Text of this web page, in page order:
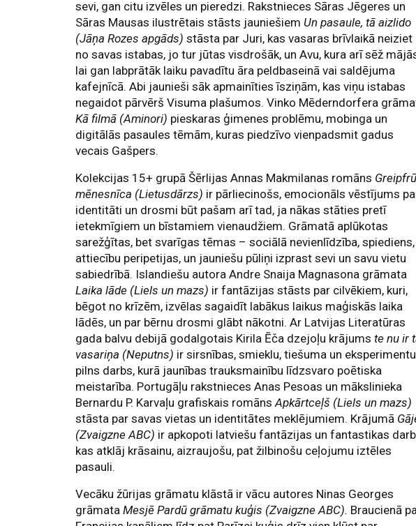
sevi, gan citu izvēles un pieredzi. Rakstnieces Sāras Jēgeres un
Sāras Mausas ilustrētais stāsts jauniešiem Un pasaule, tā aizlido
(Jāņa Rozes apgāds)stāsta par Juri, kas vasaras brīvlaikā neiziet
no savas istabas, jo tur jūtas visdrošāk, un Avu, kura arī sēž
lai gan labprātāk laiku pavadītu āra peldbaseinā vai saldējuma
kafejnīcā. Abi jaunieši sāk apmainīties īsziņām, kas viņu istabas
negaidot pārvērš Visuma plašumos. Vinko Mēderndorfera
Kā filmā (Aminori) pieskaras ģimenes problēmu, mobinga un
digitālās pasaules tēmām, kuras piedzīvo vienpadsmit gadus
vecais Gašpers.
Kolekcijas 15+ grupā Šērlijas Annas Makmilanas romāns
mēnesnīca (Lietusdārzs) ir pārliecinošs, emocionāls vēstījums
identitāti un drosmi būt pašam arī tad, ja nākas stāties pretī
ietekmīgiem un bīstamiem vienaudžiem. Grāmatā aplūkotas
sarežģītas, bet svarīgas tēmas – sociālā nevienlīdzība, spiediens,
attiecību peripetijas, un jauniešu pūliņi izprast sevi un savu vietu
sabiedrībā. Islandiešu autora Andre Snaija Magnasona grāmata
Laika lāde (Liels un mazs) ir fantāzijas stāsts par cilvēkiem, kuri,
bēgot no krīzēm, izvēlas sagaidīt labākus laikus maģiskās laika
lādēs, un par bērnu drosmi glābt nākotni. Ar Latvijas Literatūras
gada balvu debijā godalgotais Kirila Ēča dzejoļu krājums te nu ir
vasariņa (Neputns) ir sirsnības, smieklu, tiešuma un eksperimentu
pilns darbs, kurā jaunības trauksmainību līdzsvaro poētiska
meistarība. Portugāļu rakstnieces Anas Pesoas un mākslinieka
Bernardu P. Karvaļu grafiskais romānsApkārtceļš (Liels un mazs)
stāsta par savas vietas un identitātes meklējumiem. Krājumā
(Zvaigzne ABC) ir apkopoti latviešu fantāzijas un fantastikas
kas atklāj krāsainu, aizraujošu, pat žilbinošu ceļojumu iztēles
pasauli.
Vecāku žūrijas grāmatu klāstā ir vācu autores Ninas Georges
grāmataMesjē Pardū grāmatu kuģis (Zvaigzne ABC). Braucienā